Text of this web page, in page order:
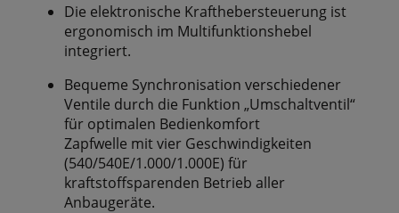
Die elektronische Krafthebersteuerung ist
ergonomisch im Multifunktionshebel
integriert.
Bequeme Synchronisation verschiedener
Ventile durch die Funktion „Umschaltventil“
für optimalen Bedienkomfort
Zapfwelle mit vier Geschwindigkeiten
(540/540E/1.000/1.000E) für
kraftstoffsparenden Betrieb aller
Anbaugeräte.